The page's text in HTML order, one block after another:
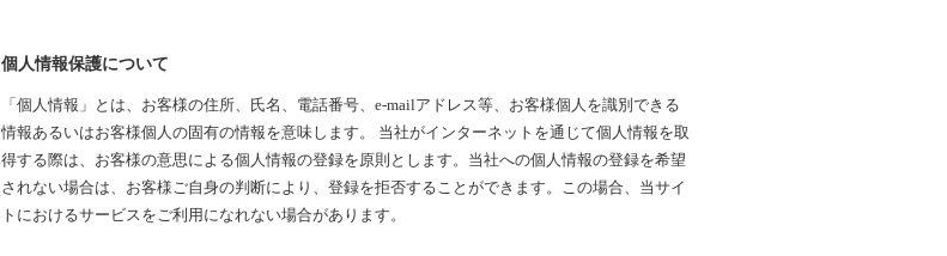
個人情報保護について
「個人情報」とは、お客様の住所、氏名、電話番号、e-mailアドレス等、お客様個人を識別できる
情報あるいはお客様個人の固有の情報を意味します。 当社がインターネットを通じて個人情報を取
得する際は、お客様の意思による個人情報の登録を原則とします。当社への個人情報の登録を希望
されない場合は、お客様ご自身の判断により、登録を拒否することができます。この場合、当サイ
トにおけるサービスをご利用になれない場合があります。